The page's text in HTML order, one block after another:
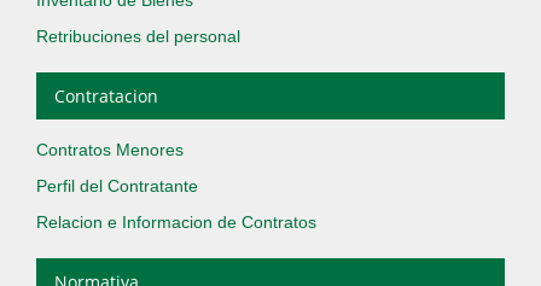
Retribuciones del personal
Contratacion
Contratos Menores
Perfil del Contratante
Relacion e Informacion de Contratos